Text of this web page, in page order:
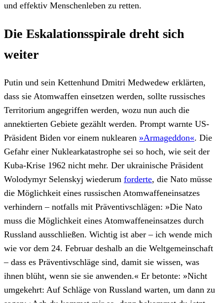
und effektiv Menschenleben zu retten.
Die Eskalationsspirale dreht sich
weiter
Putin und sein Kettenhund Dmitri Medwedew erklärten,
dass sie Atomwaffen einsetzen werden, sollte russisches
Territorium angegriffen werden, wozu nun auch die
annektierten Gebiete gezählt werden. Prompt warnte US-
Präsident Biden vor einem nuklearen »Armageddon«. Die
Gefahr einer Nuklearkatastrophe sei so hoch, wie seit der
Kuba-Krise 1962 nicht mehr. Der ukrainische Präsident
Wolodymyr Selenskyj wiederum forderte, die Nato müsse
die Möglichkeit eines russischen Atomwaffeneinsatzes
verhindern – notfalls mit Präventivschlägen: »Die Nato
muss die Möglichkeit eines Atomwaffeneinsatzes durch
Russland ausschließen. Wichtig ist aber – ich wende mich
wie vor dem 24. Februar deshalb an die Weltgemeinschaft
– dass es Präventivschläge sind, damit sie wissen, was
ihnen blüht, wenn sie sie anwenden.« Er betonte: »Nicht
umgekehrt: Auf Schläge von Russland warten, um dann zu